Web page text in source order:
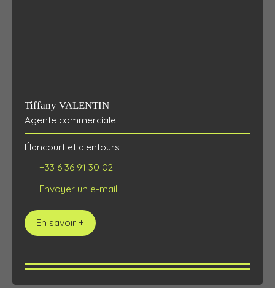
Tiffany VALENTIN
Agente commerciale
Élancourt et alentours
+33 6 36 91 30 02
Envoyer un e-mail
En savoir +